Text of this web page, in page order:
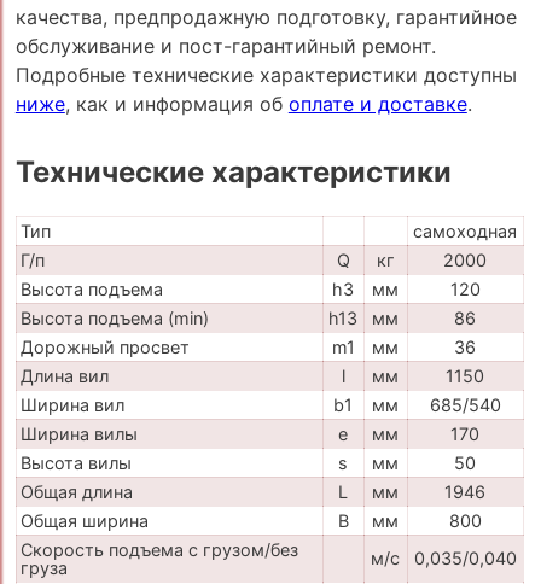
качества, предпродажную подготовку, гарантийное
обслуживание и пост-гарантийный ремонт.
Подробные технические характеристики доступны
ниже, как и информация об оплате и доставке.
Технические характеристики
Тип
самоходная
Г/п
Q кг
2000
Высота подъема
h3 мм
120
Высота подъема (min)
h13 мм
86
Дорожный просвет
m1 мм
36
Длина вил
l мм
1150
Ширина вил
b1 мм
685/540
Ширина вилы
e мм
170
Высота вилы
s мм
50
Общая длина
L мм
1946
Общая ширина
B мм
800
Скорость подъема с грузом/без
груза
м/с
0,035/0,040